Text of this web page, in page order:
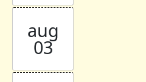
aug
03